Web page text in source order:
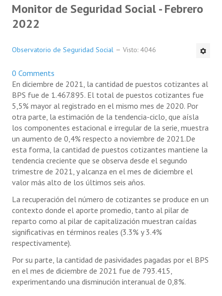
Monitor de Seguridad Social - Febrero
2022
Observatorio de Seguridad Social Visto: 4046
0 Comments
En diciembre de 2021, la cantidad de puestos cotizantes al
BPS fue de 1.467.895. El total de puestos cotizantes fue
5,5% mayor al registrado en el mismo mes de 2020. Por
otra parte, la estimación de la tendencia-ciclo, que aísla
los componentes estacional e irregular de la serie, muestra
un aumento de 0,4% respecto a noviembre de 2021.De
esta forma, la cantidad de puestos cotizantes mantiene la
tendencia creciente que se observa desde el segundo
trimestre de 2021, y alcanza en el mes de diciembre el
valor más alto de los últimos seis años.
La recuperación del número de cotizantes se produce en un
contexto donde el aporte promedio, tanto al pilar de
reparto como al pilar de capitalización muestran caídas
significativas en términos reales (3.3% y 3.4%
respectivamente).
Por su parte, la cantidad de pasividades pagadas por el BPS
en el mes de diciembre de 2021 fue de 793.415,
experimentando una disminución interanual de 0,8%.